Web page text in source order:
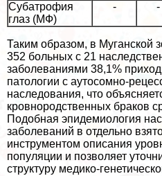
Субатрофия
глаз (МФ)
- -
Таким образом, в Муганской
352 больных с 21
заболеваниями 38,1%
патологии с аутосомно-
наследования, что
кровнородственных бpaков
Подобная эпидемиология
заболеваний в отдельно
инструментом описания
популяции и позволяет
структуру медико-